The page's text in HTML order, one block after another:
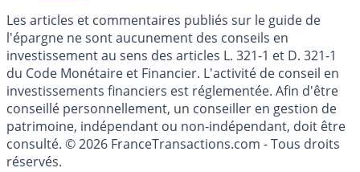
Les articles et commentaires publiés sur le guide de
l'épargne ne sont aucunement des conseils en
investissement au sens des articles L. 321-1 et D. 321-1
du Code Monétaire et Financier. L'activité de conseil en
investissements financiers est réglementée. Afin d'être
conseillé personnellement, un conseiller en gestion de
patrimoine, indépendant ou non-indépendant, doit être
consulté. © 2026 FranceTransactions.com - Tous droits
réservés.